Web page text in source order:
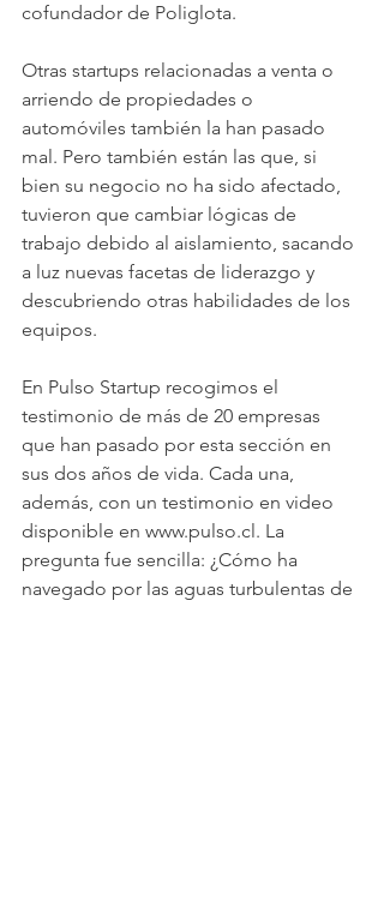
cofundador de Poliglota.
Otras startups relacionadas a venta o
arriendo de propiedades o
automóviles también la han pasado
mal. Pero también están las que, si
bien su negocio no ha sido afectado,
tuvieron que cambiar lógicas de
trabajo debido al aislamiento, sacando
a luz nuevas facetas de liderazgo y
descubriendo otras habilidades de los
equipos.
En Pulso Startup recogimos el
testimonio de más de 20 empresas
que han pasado por esta sección en
sus dos años de vida. Cada una,
además, con un testimonio en video
disponible en www.pulso.cl. La
pregunta fue sencilla: ¿Cómo ha
navegado por las aguas turbulentas de